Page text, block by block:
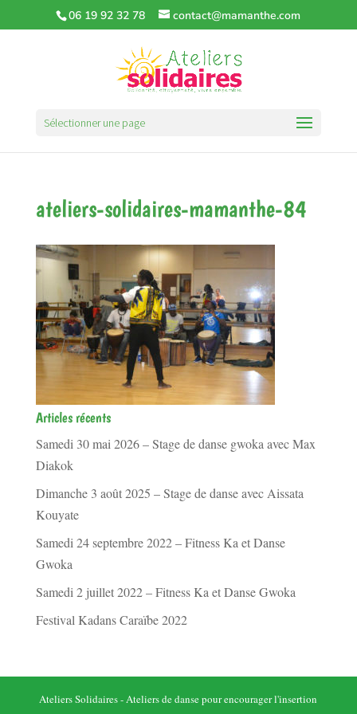
06 19 92 32 78 contact@mamanthe.com
Sélectionner une page
ateliers-solidaires-mamanthe-84
Articles récents
Samedi 30 mai 2026 – Stage de danse gwoka avec Max
Diakok
Dimanche 3 août 2025 – Stage de danse avec Aissata
Kouyate
Samedi 24 septembre 2022 – Fitness Ka et Danse
Gwoka
Samedi 2 juillet 2022 – Fitness Ka et Danse Gwoka
Festival Kadans Caraïbe 2022
Ateliers Solidaires - Ateliers de danse pour encourager l'insertion